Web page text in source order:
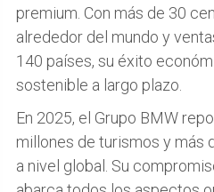
premium. Con más de 30
alrededor del mundo y
140 países, su éxito
sostenible a largo plazo.
En 2025, el Grupo BMW
millones de turismos y más
a nivel global. Su